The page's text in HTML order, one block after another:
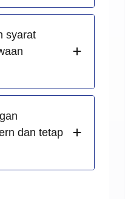
syarat
dan tetap